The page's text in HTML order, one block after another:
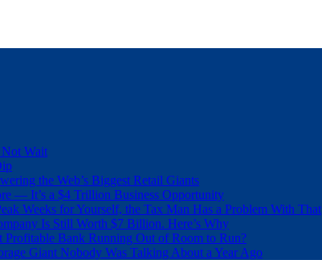
Wait
the Web’s Biggest Retail Giants
— It’s a $4 Trillion Business Opportunity
Weeks for Yourself, the Tax Man Has a Problem With That
Is Still Worth $7 Billion. Here’s Why
Bank Running Out of Room to Run?
Giant Nobody Was Talking About a Year Ago